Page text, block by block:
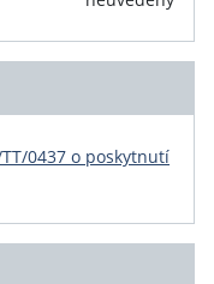
0437 o poskytnutí